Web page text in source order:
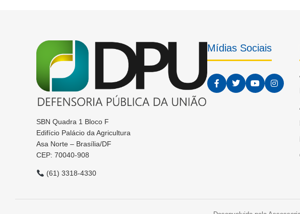
SBN Quadra 1 Bloco F
Edifício Palácio da Agricultura
Asa Norte – Brasília/DF
CEP: 70040-908
(61) 3318-4330
Mídias Sociais